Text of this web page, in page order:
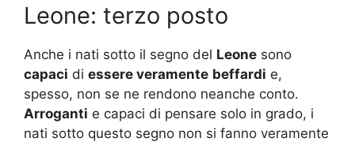
Leone: terzo posto
Anche i nati sotto il segno del Leone sono
capaci di essere veramente beffardi e,
spesso, non se ne rendono neanche conto.
Arroganti e capaci di pensare solo in grado, i
nati sotto questo segno non si fanno veramente